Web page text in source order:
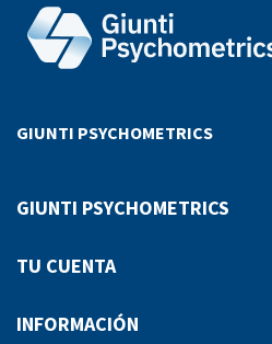
GIUNTI PSYCHOMETRICS
GIUNTI PSYCHOMETRICS
TU CUENTA
INFORMACIÓN